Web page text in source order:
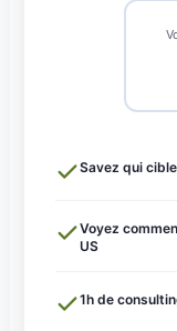
Savez qui
Voyez
US
1h de